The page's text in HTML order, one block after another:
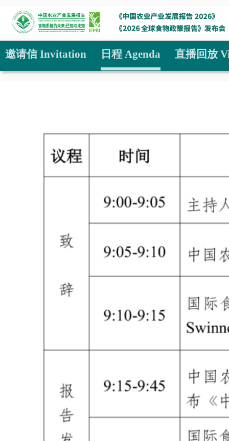
邀请信 Invitation 日程 Agenda 直播回放